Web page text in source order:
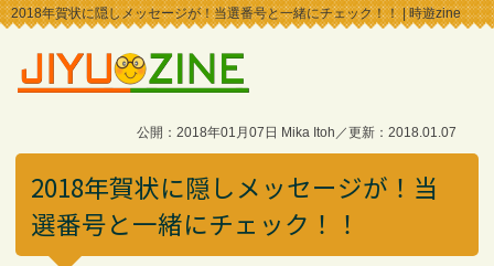
2018年賀状に隠しメッセージが！当選番号と一緒にチェック！！ | 時遊zine
公開：2018年01月07日 Mika Itoh／更新：2018.01.07
2018年賀状に隠しメッセージが！当
選番号と一緒にチェック！！